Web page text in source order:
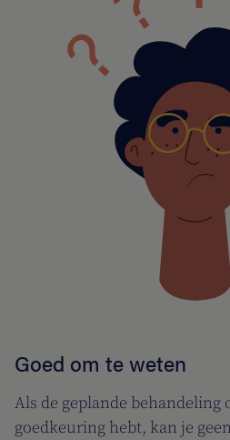
Goed om te weten
Als de geplande behandeling
goedkeuring hebt, kan je